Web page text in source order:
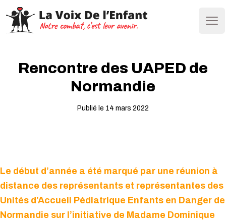
Rencontre des UAPED de
Normandie
Publié le 14 mars 2022
Le début d’année a été marqué par une réunion à
distance des représentants et représentantes des
Unités d’Accueil Pédiatrique Enfants en Danger de
Normandie sur l’initiative de Madame Dominique